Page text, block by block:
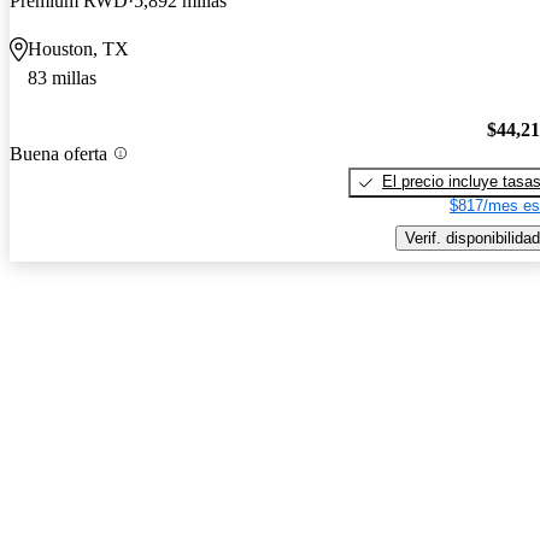
Houston, TX
83 millas
Buena oferta
El precio incluye tasas
$817/mes
Verif. disponibilidad